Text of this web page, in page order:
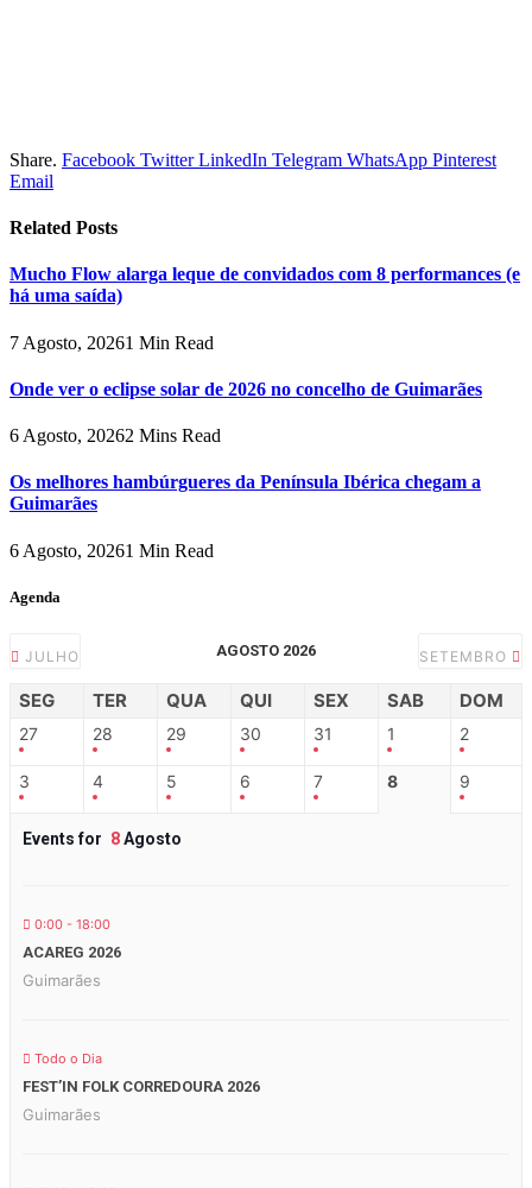
Share. Facebook Twitter LinkedIn Telegram WhatsApp Pinterest
Email
Related Posts
Mucho Flow alarga leque de convidados com 8 performances (e
há uma saída)
7 Agosto, 20261 Min Read
Onde ver o eclipse solar de 2026 no concelho de Guimarães
6 Agosto, 20262 Mins Read
Os melhores hambúrgueres da Península Ibérica chegam a
Guimarães
6 Agosto, 20261 Min Read
Agenda
JULHO AGOSTO 2026 SETEMBRO
SEG TER QUA QUI SEX SAB DOM
27 28 29 30 31 1 2
3 4 5 6 7 8 9
Events for 8Agosto
0:00 - 18:00
ACAREG 2026
Guimarães
Todo o Dia
FEST’IN FOLK CORREDOURA 2026
Guimarães